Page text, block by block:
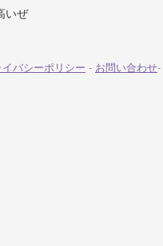
いぜ
イバシーポリシー - お問い合わせ-